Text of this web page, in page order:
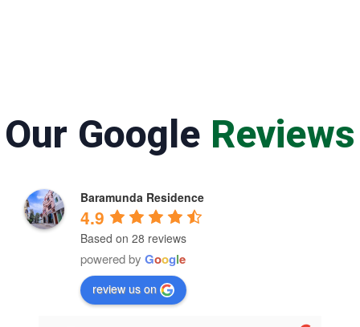
Our Google Reviews
Baramunda Residence
4.9
Based on 28 reviews
powered by Google
review us on